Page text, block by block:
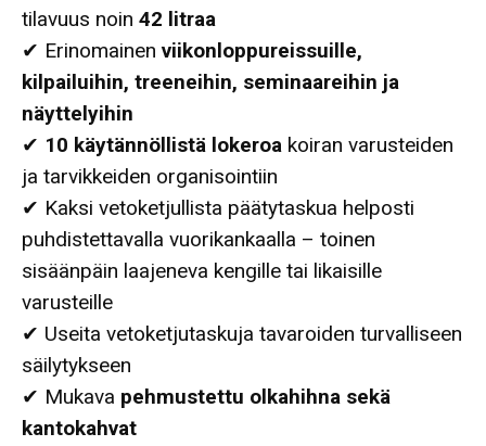
tilavuus noin 42 litraa
✔ Erinomainen viikonloppureissuille,
kilpailuihin, treeneihin, seminaareihin ja
näyttelyihin
✔ 10 käytännöllistä lokeroa koiran varusteiden
ja tarvikkeiden organisointiin
✔ Kaksi vetoketjullista päätytaskua helposti
puhdistettavalla vuorikankaalla – toinen
sisäänpäin laajeneva kengille tai likaisille
varusteille
✔ Useita vetoketjutaskuja tavaroiden turvalliseen
säilytykseen
✔ Mukava pehmustettu olkahihna sekä
kantokahvat